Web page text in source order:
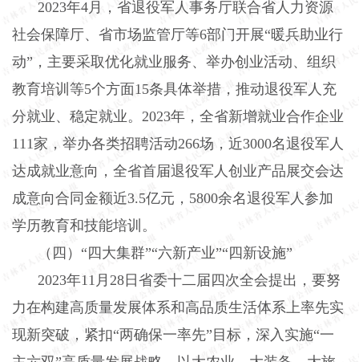
2023年4 月，省退役军人事务厅联合省人力资源
社会保障厅、省市场监管厅等6部门开展“暖兵助业行
动”，主要采取优化就业服务、举办创业活动、组织
教育培训等5个方面15条具体举措，推动退役军人充
分就业、稳定就业。 2023年，全省新增就业合作企业
111 家，举办各类招聘活动266场，近3000名退役军人
达成就业意向，全省首届退役军人创业产品展交会达
成意向合同金额近3.5亿元， 5800余名退役军人参加
学历教育和技能培训。
（四）“四大集群”“六新产业”“四新设施”
2023年11 月 28日省委十二届四次全会提出，要努
力在构建高质量发展体系和高品质生活体系上率先实
现新突破，紧扣“两确保一率先”目标，深入实施“一